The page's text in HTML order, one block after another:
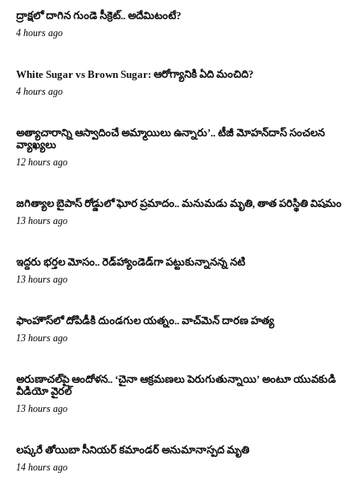
ద్రాక్షలో దాగిన గుండె సీక్రెట్.. అదేమిటంటే?
4 hours ago
White Sugar vs Brown Sugar: ఆరోగ్యానికి ఏది మంచిది?
4 hours ago
అత్యాచారాన్ని ఆస్వాదించే అమ్మాయిలు ఉన్నారు’.. టీజీ మోహన్‌దాస్‌ సంచలన
వ్యాఖ్యలు
12 hours ago
జగిత్యాల బైపాస్‌ రోడ్డులో ఘోర ప్రమాదం.. మనుమడు మృతి, తాత పరిస్థితి విషమం
13 hours ago
ఇద్దరు భర్తల మోసం.. రెడ్‌హ్యాండెడ్‌గా పట్టుకున్నానన్న నటి
13 hours ago
ఫాంహౌస్‌లో దోపిడీకి దుండగుల యత్నం.. వాచ్‌మెన్‌ దారణ హత్య
13 hours ago
అరుణాచల్‌పై ఆందోళన.. ‘చైనా ఆక్రమణలు పెరుగుతున్నాయి’ అంటూ యువకుడి
వీడియో వైరల్
13 hours ago
లష్కరే తోయిబా సీనియర్ కమాండర్ అనుమానాస్పద మృతి
14 hours ago